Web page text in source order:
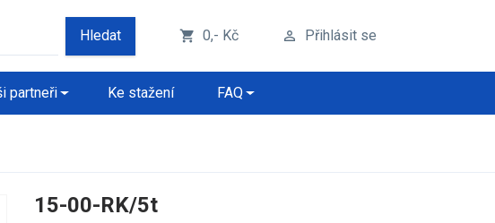
Hledat shopping_cart 0,- Kč perm_identity Přihlásit se
partneři Ke stažení FAQ
15-00-RK/5t